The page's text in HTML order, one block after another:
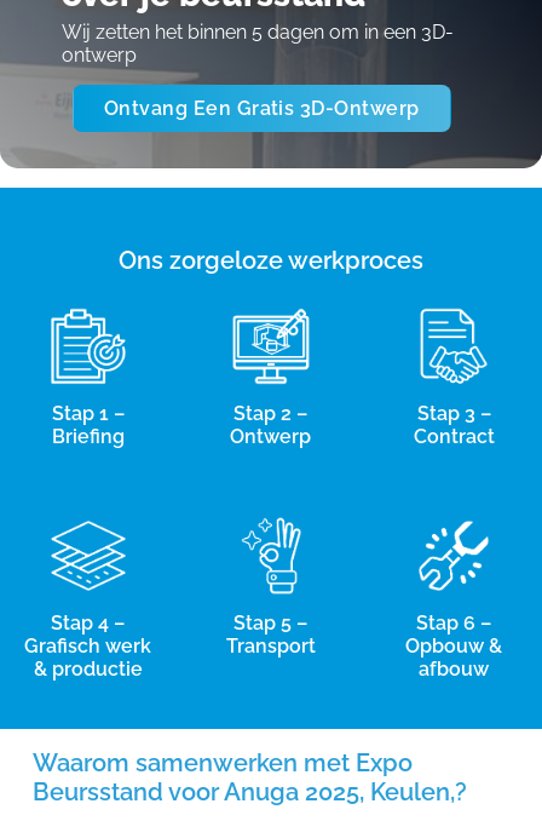
Wij zetten het binnen 5 dagen om in een 3D-
ontwerp
Ontvang Een Gratis 3D-Ontwerp
Ons zorgeloze werkproces
Stap 1 –
Briefing
Stap 2 –
Ontwerp
Stap 3 –
Contract
Stap 4 –
Grafisch werk
& productie
Stap 5 –
Transport
Stap 6 –
Opbouw &
afbouw
Waarom samenwerken met Expo
Beursstand voor Anuga 2025, Keulen,?